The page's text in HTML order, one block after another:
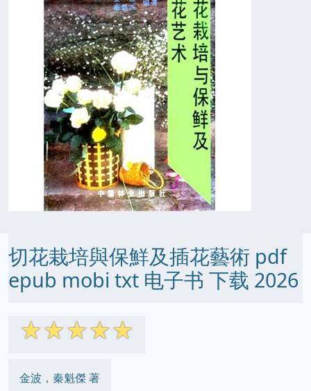
切花栽培與保鮮及插花藝術 pdf
epub mobi txt 电子书 下载 2026
☆☆☆☆☆
金波，秦魁傑 著